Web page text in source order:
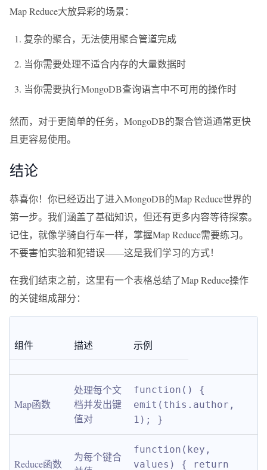
Map Reduce大放异彩的场景：
复杂的聚合，无法使用聚合管道完成
当你需要处理不适合内存的大量数据时
当你需要执行MongoDB查询语言中不可用的操作时
然而，对于更简单的任务，MongoDB的聚合管道通常更快
且更容易使用。
结论
恭喜你！你已经迈出了进入MongoDB的Map Reduce世界的
第一步。我们涵盖了基础知识，但还有更多内容等待探索。
记住，就像学骑自行车一样，掌握Map Reduce需要练习。
不要害怕实验和犯错误——这是我们学习的方式！
在我们结束之前，这里有一个表格总结了Map Reduce操作
的关键组成部分：
组件 描述 示例
Map函数
处理每个文
档并发出键
值对
function() {
emit(this.author,
1); }
Reduce函数
为每个键合
function(key,
values) { return